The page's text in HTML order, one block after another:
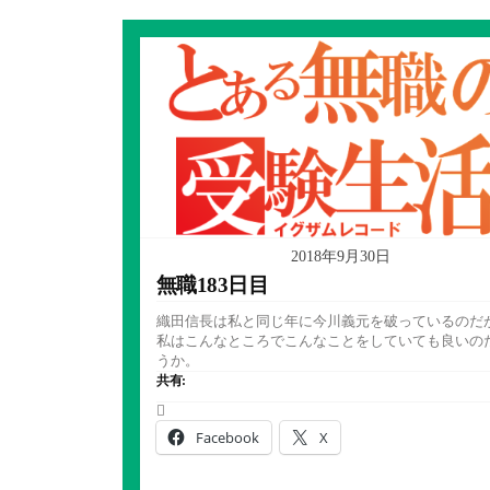
2018年9月30日
無職183日目
織田信長は私と同じ年に今川義元を破っているのだ
私はこんなところでこんなことをしていても良いの
うか。
共有:
Facebook X